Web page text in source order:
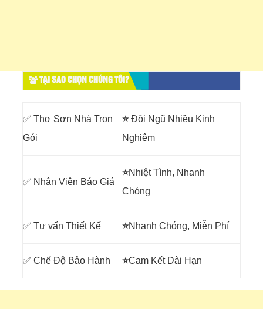
TẠI SAO CHỌN CHÚNG TÔI?
✅ Thợ Sơn Nhà Trọn
Gói
⭐Đội Ngũ Nhiều Kinh
Nghiệm
✅ Nhân Viên Báo Giá
⭐Nhiệt Tình, Nhanh
Chóng
✅ Tư vấn Thiết Kế ⭐Nhanh Chóng, Miễn Phí
✅ Chế Độ Bảo Hành ⭐Cam Kết Dài Hạn